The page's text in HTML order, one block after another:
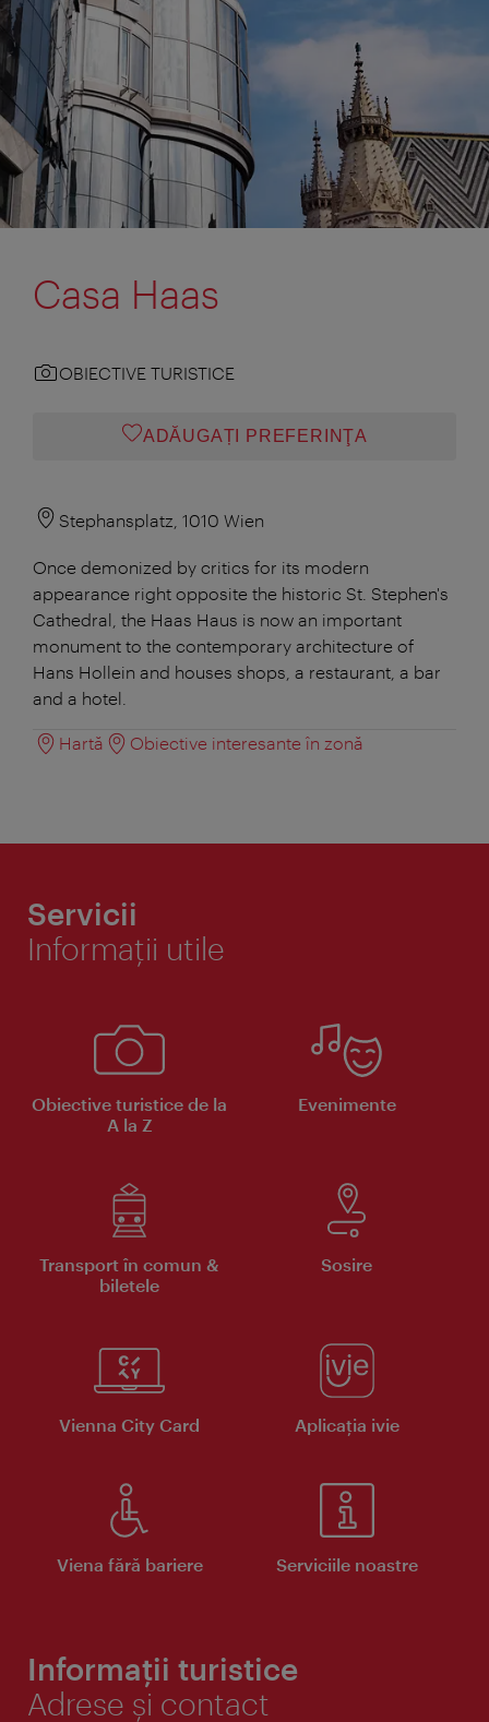
Casa Haas
OBIECTIVE TURISTICE
ADĂUGAȚI PREFERINŢA
Stephansplatz, 1010 Wien
Once demonized by critics for its modern
appearance right opposite the historic St. Stephen's
Cathedral, the Haas Haus is now an important
monument to the contemporary architecture of
Hans Hollein and houses shops, a restaurant, a bar
and a hotel.
Hartă Obiective interesante în zonă
Servicii
Informaţii utile
Obiective turistice de la
A la Z
Evenimente
Transport în comun &
biletele
Sosire
Vienna City Card Aplicaţia ivie
Viena fără bariere Serviciile noastre
Informații turistice
Adrese și contact